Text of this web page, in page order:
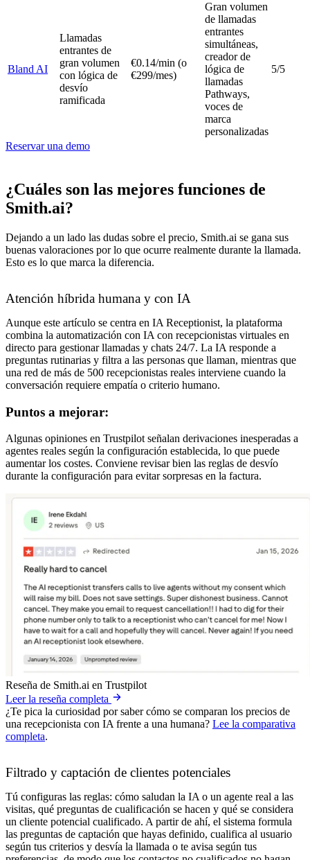
Bland AI
Llamadas
entrantes de
gran volumen
con lógica de
desvío
ramificada
€0.14/min (o
€299/mes)
Gran volumen
de llamadas
entrantes
simultáneas,
creador de
lógica de
llamadas
Pathways,
voces de
marca
personalizadas
5/5
Reservar una demo
¿Cuáles son las mejores funciones de
Smith.ai?
Dejando a un lado las dudas sobre el precio, Smith.ai se gana sus
buenas valoraciones por lo que ocurre realmente durante la llamada.
Esto es lo que marca la diferencia.
Atención híbrida humana y con IA
Aunque este artículo se centra en IA Receptionist, la plataforma
combina la automatización con IA con recepcionistas virtuales en
directo para gestionar llamadas y chats 24/7. La IA responde a
preguntas rutinarias y filtra a las personas que llaman, mientras que
una red de más de 500 recepcionistas reales interviene cuando la
conversación requiere empatía o criterio humano.
Puntos a mejorar:
Algunas opiniones en Trustpilot señalan derivaciones inesperadas a
agentes reales según la configuración establecida, lo que puede
aumentar los costes. Conviene revisar bien las reglas de desvío
durante la configuración para evitar sorpresas en la factura.
Reseña de Smith.ai en Trustpilot
Leer la reseña completa
¿Te pica la curiosidad por saber cómo se comparan los precios de
una recepcionista con IA frente a una humana? Lee la comparativa
completa.
Filtrado y captación de clientes potenciales
Tú configuras las reglas: cómo saludan la IA o un agente real a las
visitas, qué preguntas de cualificación se hacen y qué se considera
un cliente potencial cualificado. A partir de ahí, el sistema formula
las preguntas de captación que hayas definido, cualifica al usuario
según tus criterios y desvía la llamada o te avisa según tus